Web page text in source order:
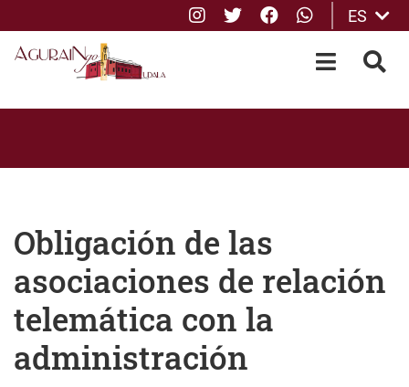
Instagram
TwitterFacebook
whatsApp
ES
OPEN-
Obligación de las
asociaciones de relación
telemática con la
administración